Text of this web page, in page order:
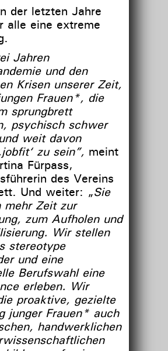
der letzten Jahre
alle eine extreme
Jahren
und den
Krisen unserer Zeit,
Frauen*, die
sprungbrett
psychisch schwer
weit davon
zu sein”, meint
Fürpass,
des Vereins
Und weiter: „Sie
mehr Zeit zur
zum Aufholen und
Wir stellen
stereotype
und eine
Berufswahl eine
erleben. Wir
proaktive, gezielte
junger Frauen* auch
handwerklichen